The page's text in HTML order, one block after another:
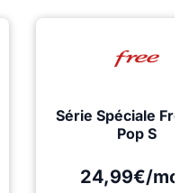
Série Spéciale
Pop S
24,99€/